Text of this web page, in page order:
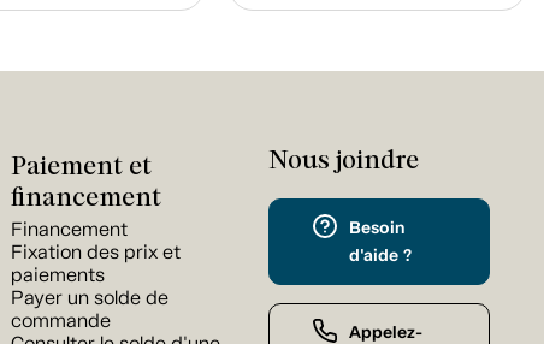
Paiement et
financement
Financement
Fixation des prix et
paiements
Payer un solde de
commande
Nous joindre
Besoin
d'aide ?
Appelez-